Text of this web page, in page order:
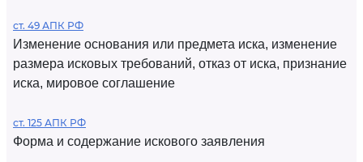
ст. 49 АПК РФ
Изменение основания или предмета иска, изменение
размера исковых требований, отказ от иска, признание
иска, мировое соглашение
ст. 125 АПК РФ
Форма и содержание искового заявления